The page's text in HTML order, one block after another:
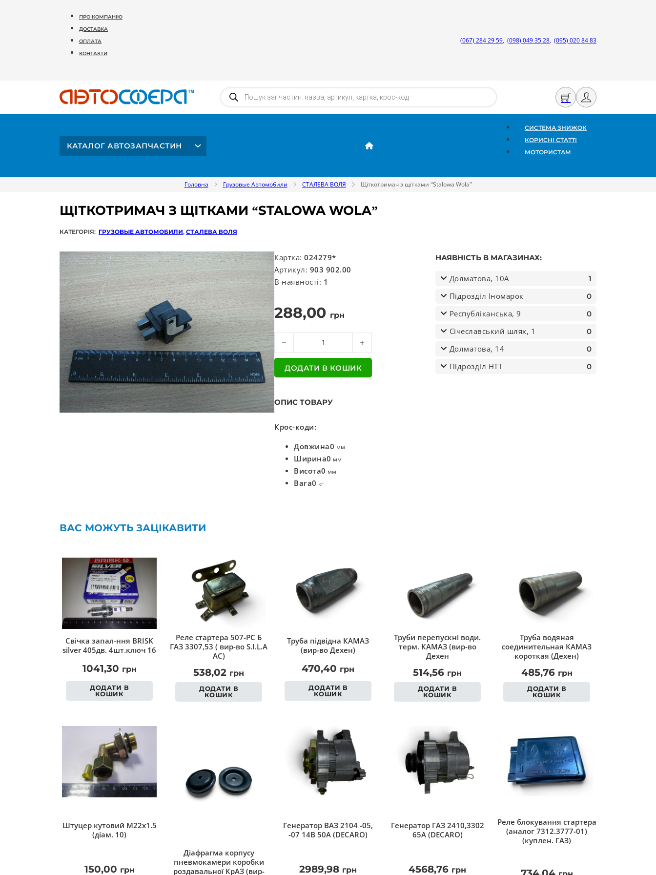
ПРО КОМПАНІЮ
ДОСТАВКА
ОПЛАТА
КОНТАКТИ
(067) 284 29 59, (098) 049 35 28, (095) 020 84 83
Products search
КАТАЛОГ АВТОЗАПЧАСТИН
СИСТЕМА ЗНИЖОК
КОРИСНІ СТАТТІ
МОТОРИСТАМ
Головна Грузовые Автомобили СТАЛЕВА ВОЛЯ Щіткотримач з щітками “Stalowa Wola”
ЩІТКОТРИМАЧ З ЩІТКАМИ “STALOWA WOLA”
КАТЕГОРІЯ: ГРУЗОВЫЕ АВТОМОБИЛИ, СТАЛЕВА ВОЛЯ
Картка: 024279*
Артикул: 903 902.00
В наявності: 1
288,00 грн
Щіткотримач з щітками "Stalowa Wola" кількість
ДОДАТИ В КОШИК
НАЯВНІСТЬ В МАГАЗИНАХ:
Долматова, 10А 1
Підрозділ Іномарок 0
Республіканська, 9 0
Січеславський шлях, 1 0
Долматова, 14 0
Підрозділ НТТ 0
ОПИС ТОВАРУ
Крос-коди:
Довжина0 мм
Ширина0 мм
Висота0 мм
Вага0 кг
ВАС МОЖУТЬ ЗАЦІКАВИТИ
Свічка запал-ння BRISK
silver 405дв. 4шт.ключ 16
1041,30 грн
ДОДАТИ В
КОШИК
Реле стартера 507-РС Б
ГАЗ 3307,53 ( вир-во S.I.L.A
AC)
538,02 грн
ДОДАТИ В
КОШИК
Труба підвідна КАМАЗ
(вир-во Дехен)
470,40 грн
ДОДАТИ В
КОШИК
Труби перепускні води.
терм. КАМАЗ (вир-во
Дехен
514,56 грн
ДОДАТИ В
КОШИК
Труба водяная
соединительная КАМАЗ
короткая (Дехен)
485,76 грн
ДОДАТИ В
КОШИК
Штуцер кутовий M22x1.5
(діам. 10)
150,00 грн
Діафрагма корпусу
пневмокамери коробки
роздавальної КрАЗ (вир-
Генератор ВАЗ 2104 -05,
-07 14В 50А (DECARO)
2989,98 грн
Генератор ГАЗ 2410,3302
65А (DECARO)
4568,76 грн
Реле блокування стартера
(аналог 7312.3777-01)
(куплен. ГАЗ)